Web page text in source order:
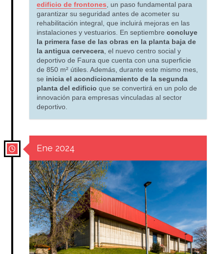
edificio de frontones, un paso fundamental para
garantizar su seguridad antes de acometer su
rehabilitación integral, que incluirá mejoras en las
instalaciones y vestuarios. En septiembre concluye
la primera fase de las obras en la planta baja de
la antigua cervecera, el nuevo centro social y
deportivo de Faura que cuenta con una superficie
de 850 m² útiles. Además, durante este mismo mes,
se inicia el acondicionamiento de la segunda
planta del edificio que se convertirá en un polo de
innovación para empresas vinculadas al sector
deportivo.
Ene 2024